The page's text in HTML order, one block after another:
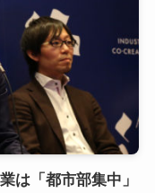
は「都市部集中」